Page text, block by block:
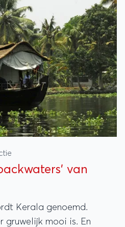
van
Kerala genoemd.
gruwelijk mooi is. En